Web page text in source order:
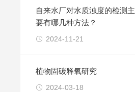
自来水厂对水质浊度的检测主
要有哪几种方法？
2024-11-21
植物固碳释氧研究
2024-03-18